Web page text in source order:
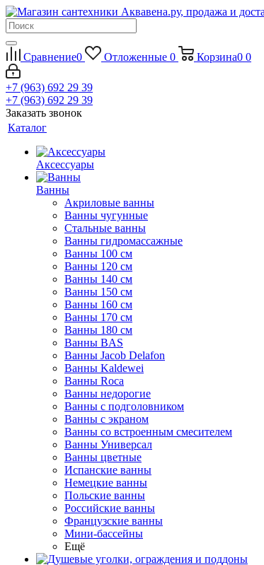
Сравнение0 Отложенные 0 Корзина0 0
+7 (963) 692 29 39
+7 (963) 692 29 39
Заказать звонок
Каталог
Аксессуары
Ванны
Акриловые ванны
Ванны чугунные
Стальные ванны
Ванны гидромассажные
Ванны 100 см
Ванны 120 см
Ванны 140 см
Ванны 150 см
Ванны 160 см
Ванны 170 см
Ванны 180 см
Ванны BAS
Ванны Jacob Delafon
Ванны Kaldewei
Ванны Roca
Ванны недорогие
Ванны с подголовником
Ванны с экраном
Ванны со встроенным смесителем
Ванны Универсал
Ванны цветные
Испанские ванны
Немецкие ванны
Польские ванны
Российские ванны
Французские ванны
Мини-бассейны
Ещё